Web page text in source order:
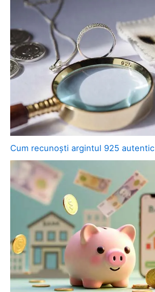
Cum recunoști argintul 925 autentic